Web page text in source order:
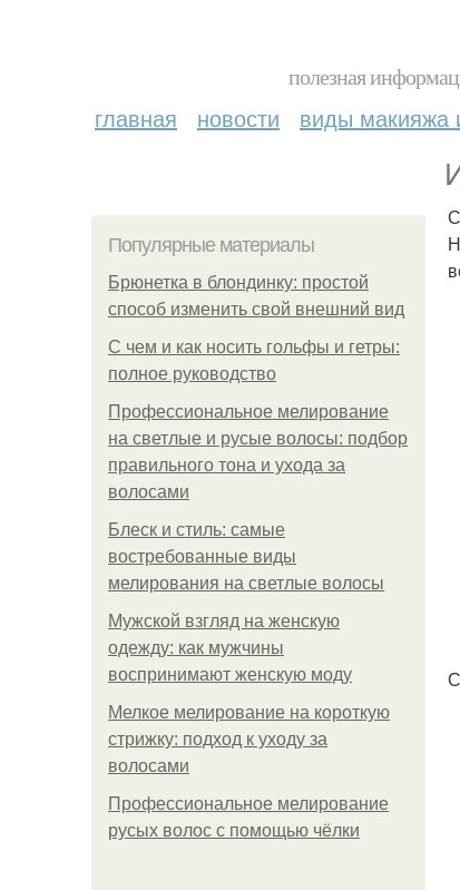
полезная
главная новости виды макияжа
Популярные материалы
Брюнетка в блондинку: простой
способ изменить свой внешний вид
С чем и как носить гольфы и гетры:
полное руководство
Профессиональное мелирование
на светлые и русые волосы: подбор
правильного тона и ухода за
волосами
Блеск и стиль: самые
востребованные виды
мелирования на светлые волосы
Мужской взгляд на женскую
одежду: как мужчины
воспринимают женскую моду
Мелкое мелирование на короткую
стрижку: подход к уходу за
волосами
Профессиональное мелирование
русых волос с помощью чёлки